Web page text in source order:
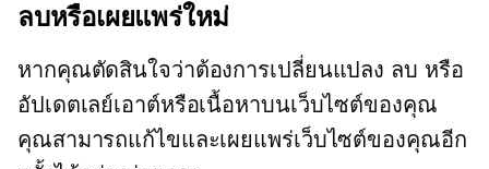
ลบหรือเผยแพร่ใหม่
หากคุณตัดสินใจว่าต้องการเปลี่ยนแปลง ลบ หรือ
อัปเดตเลย์เอาต์หรือเนื้อหาบนเว็บไซต์ของคุณ
คุณสามารถแก้ไขและเผยแพร่เว็บไซต์ของคุณอีก